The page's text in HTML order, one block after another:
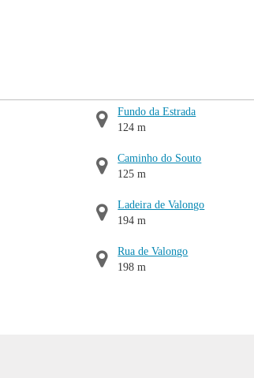
Fundo da Estrada
124 m
Caminho do Souto
125 m
Ladeira de Valongo
194 m
Rua de Valongo
198 m